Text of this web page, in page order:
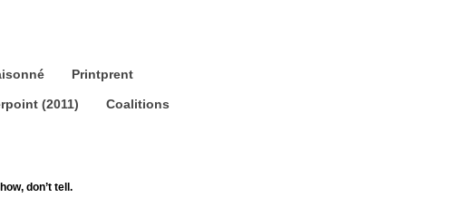
Printprent
(2011) Coalitions
don’t tell.